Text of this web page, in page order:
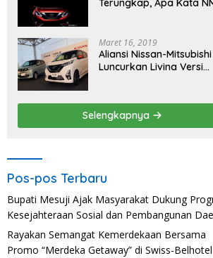
Terungkap, Apa Kata
Maret 16, 2019
Aliansi Nissan-Mitsubishi
Luncurkan Livina Versi
Selengkapnya
Pos-pos Terbaru
Bupati Mesuji Ajak Masyarakat Dukung
Kesejahteraan Sosial dan Pembangunan
Rayakan Semangat Kemerdekaan Bersama
Promo “Merdeka Getaway” di Swiss-Belhotel